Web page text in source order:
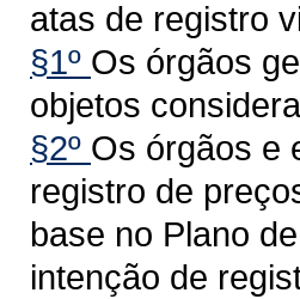
atas de registro
§1º Os órgãos
objetos
§2º Os órgãos e
registro de
base no Plano
intenção de